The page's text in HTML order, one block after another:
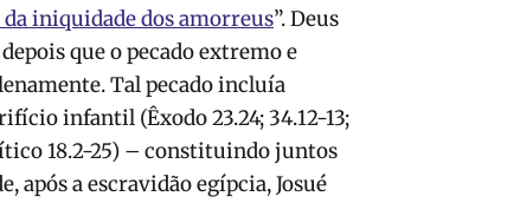
da iniquidade dos amorreus”. Deus
que o pecado extremo e
Tal pecado incluía
infantil (Êxodo 23.24; 34.12-13;
18.2-25) – constituindo juntos
após a escravidão egípcia, Josué